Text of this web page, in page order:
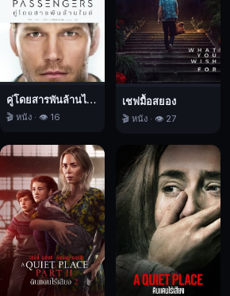
คู่โดยสารพันล้านไมล์
🎬 หนัง · 👁️ 16
เชฟมื้อสยอง
🎬 หนัง · 👁️ 27